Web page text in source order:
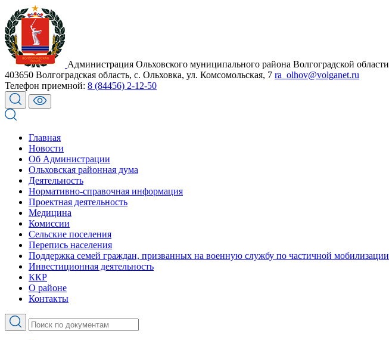
Администрация Ольховского муниципального района Волгоградской области
403650 Волгоградская область, с. Ольховка, ул. Комсомольская, 7 ra_olhov@volganet.ru
Телефон приемной: 8 (84456) 2-12-50
Главная
Новости
Об Администрации
Ольховская районная дума
Деятельность
Нормативно-справочная информация
Проектная деятельность
Медицина
Комиссии
Сельские поселения
Перепись населения
Поддержка семей граждан, призванных на военную службу по частичной мобилизации
Инвестиционная деятельность
ККР
О районе
Контакты